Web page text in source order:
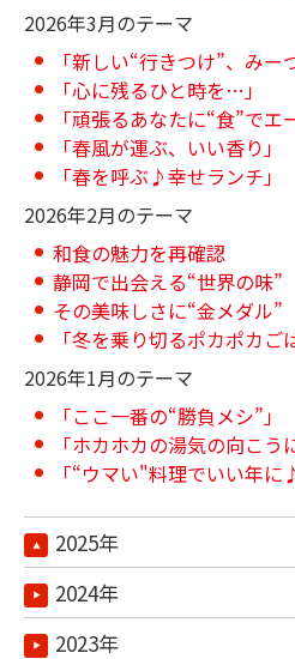
2026年3月のテーマ
「新しい“行きつけ”、みー
「心に残るひと時を…」
「頑張るあなたに“食”でエ
「春風が運ぶ、いい香り」
「春を呼ぶ♪幸せランチ」
2026年2月のテーマ
和食の魅力を再確認
静岡で出会える“世界の味”
その美味しさに“金メダル”
「冬を乗り切るポカポカご
2026年1月のテーマ
「ここ一番の“勝負メシ”」
「ホカホカの湯気の向こう
「“ウマい"料理でいい年に
2025年
2024年
2023年